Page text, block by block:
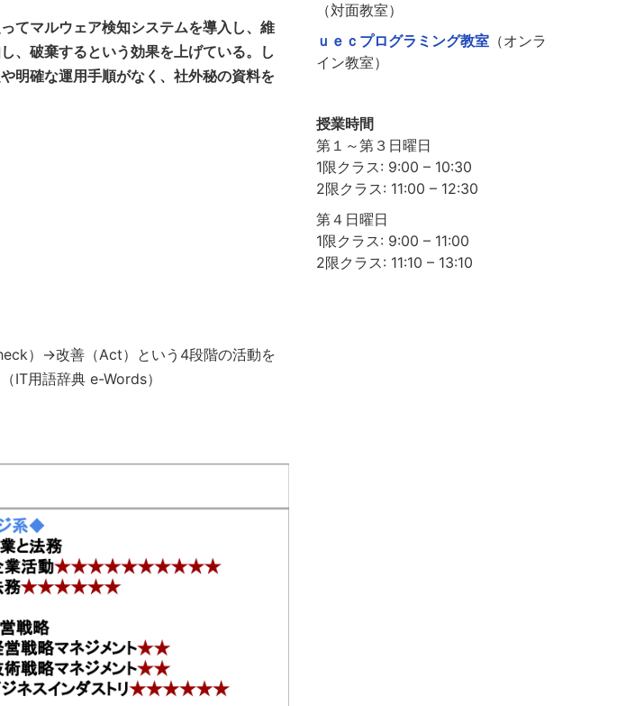
てマルウェア検知システムを導入し、維
、破棄するという効果を上げている。し
明確な運用手順がなく、社外秘の資料を
）→改善（Act）という4段階の活動を
IT用語辞典 e-Words）
（対面教室）
ｕｅｃプログラミング教室（オンラ
イン教室）
授業時間
第１～第３日曜日
1限クラス: 9:00 – 10:30
2限クラス: 11:00 – 12:30
第４日曜日
1限クラス: 9:00 – 11:00
2限クラス: 11:10 – 13:10